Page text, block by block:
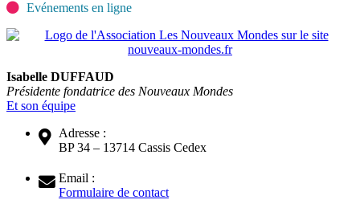
Evénements en ligne
Isabelle DUFFAUD
Présidente fondatrice des Nouveaux Mondes
Et son équipe
Adresse :
BP 34 – 13714 Cassis Cedex
Email :
Formulaire de contact